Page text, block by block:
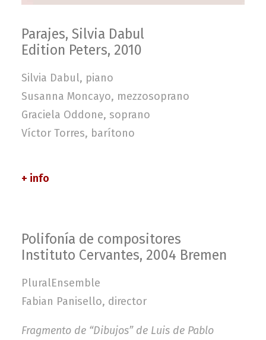
Parajes, Silvia Dabul
Edition Peters, 2010
Silvia Dabul, piano
Susanna Moncayo, mezzosoprano
Graciela Oddone, soprano
Víctor Torres, barítono
+ info
Polifonía de compositores
Instituto Cervantes, 2004 Bremen
PluralEnsemble
Fabian Panisello, director
Fragmento de “Dibujos” de Luis de Pablo